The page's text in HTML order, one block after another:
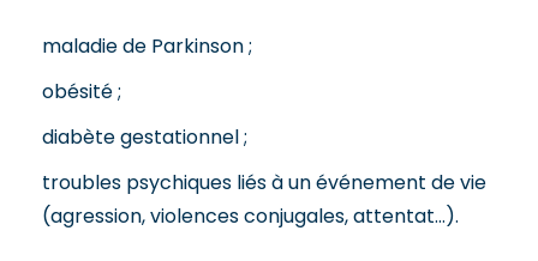
maladie de Parkinson ;
obésité ;
diabète gestationnel ;
troubles psychiques liés à un événement de vie
(agression, violences conjugales, attentat…).